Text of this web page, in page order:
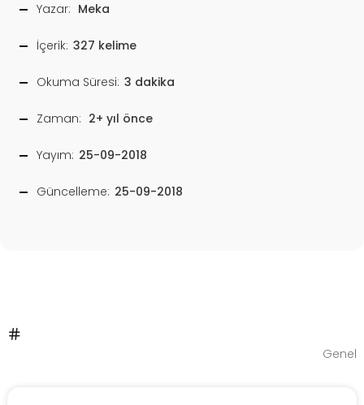
Yazar: Meka
İçerik: 327 kelime
Okuma Süresi: 3 dakika
Zaman: 2+ yıl önce
Yayım: 25-09-2018
Güncelleme: 25-09-2018
Genel